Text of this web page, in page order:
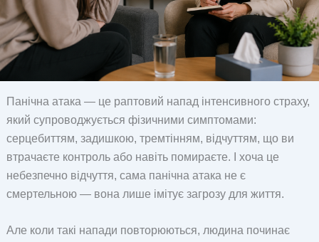
Панічна атака — це раптовий напад інтенсивного страху,
який супроводжується фізичними симптомами:
серцебиттям, задишкою, тремтінням, відчуттям, що ви
втрачаєте контроль або навіть помираєте. І хоча це
небезпечно відчуття, сама панічна атака не є
смертельною — вона лише імітує загрозу для життя.
Але коли такі напади повторюються, людина починає